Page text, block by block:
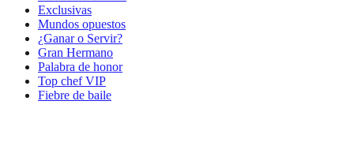
Exclusivas
Mundos opuestos
¿Ganar o Servir?
Gran Hermano
Palabra de honor
Top chef VIP
Fiebre de baile